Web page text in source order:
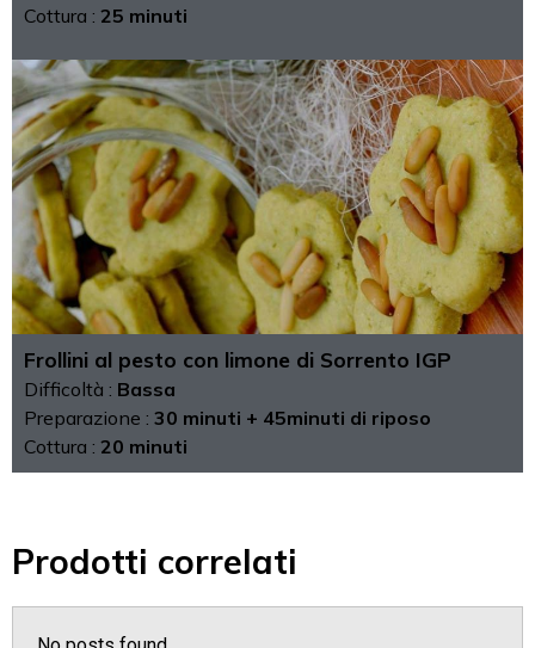
Cottura : 25 minuti
Frollini al pesto con limone di Sorrento IGP
Difficoltà : Bassa
Preparazione : 30 minuti + 45minuti di riposo
Cottura : 20 minuti
Prodotti correlati